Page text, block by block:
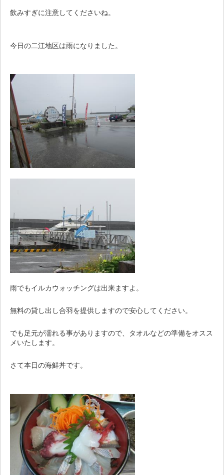
飲みすぎに注意してくださいね。
今日の二江地区は雨になりました。
雨でもイルカウォッチングは出来ますよ。
無料の貸し出し合羽を提供しますので安心してください。
でも足元が濡れる事がありますので、タオルなどの準備をオスス
メいたします。
さて本日の海鮮丼です。